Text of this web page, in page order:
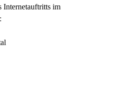
Internetauftritts im